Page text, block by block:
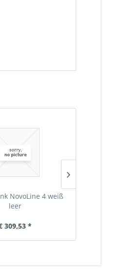
NovoLine 4 weiß
leer
309,53 *